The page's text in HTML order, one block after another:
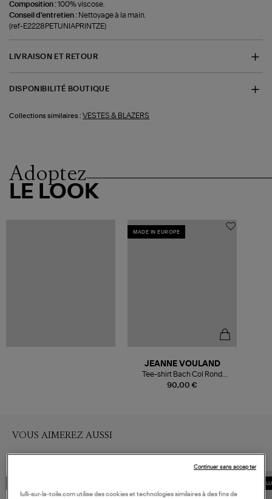
Composition :100% viscose.
Conseil d'entretien : Nettoyage à la main.
(ref-E2228PETUNIAPRINTZE)
LIVRAISON ET RETOUR
DISPONIBILITÉ BOUTIQUE
Collections similaires : VESTES & BLAZERS
Adoptez
LE LOOK
MADE IN EUROPE
90,00 €
JEANNE VOULAND
Tee-shirt Bach Col Rond
Lyocell Blanc
VOUS AIMEREZ AUSSI
lulli-sur-la-toile.com utilise des cookies et technologies similaires à des fins de
Continuer sans accepter